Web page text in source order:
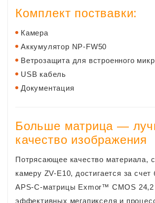
Комплект поствавки:
Камера
Аккумулятор NP-FW50
Ветрозащита для встроенного
USB кабель
Документация
Больше матрица —
качество изображения
Потрясающее качество материала,
камеру ZV-E10, достигается за
APS-C-матрицы Exmor™ CMOS 24,2
эффективных мегапикселя и